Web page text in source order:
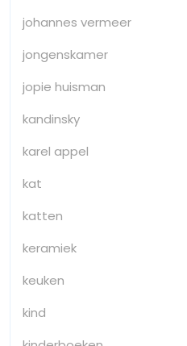
johannes vermeer
jongenskamer
jopie huisman
kandinsky
karel appel
kat
katten
keramiek
keuken
kind